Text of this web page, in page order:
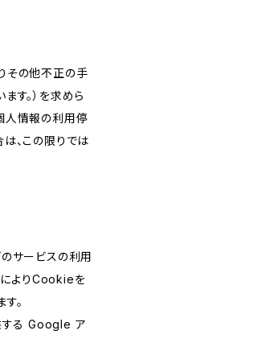
その他不正の手
す。）を求めら
人情報の利用停
、この限りでは
のサービスの利用
によりCookieを
。
する Google ア